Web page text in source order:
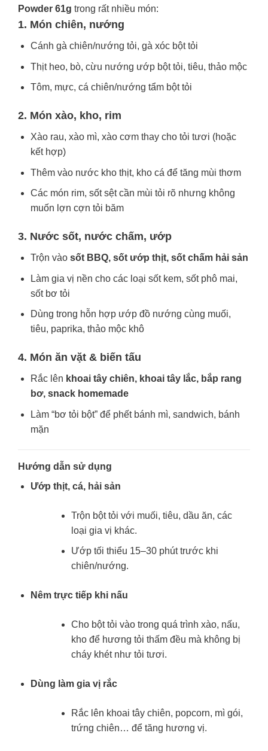
Powder 61g trong rất nhiều món:
1. Món chiên, nướng
Cánh gà chiên/nướng tỏi, gà xóc bột tỏi
Thịt heo, bò, cừu nướng ướp bột tỏi, tiêu, thảo mộc
Tôm, mực, cá chiên/nướng tẩm bột tỏi
2. Món xào, kho, rim
Xào rau, xào mì, xào cơm thay cho tỏi tươi (hoặc
kết hợp)
Thêm vào nước kho thịt, kho cá để tăng mùi thơm
Các món rim, sốt sệt cần mùi tỏi rõ nhưng không
muốn lợn cợn tỏi băm
3. Nước sốt, nước chấm, ướp
Trộn vào sốt BBQ, sốt ướp thịt, sốt chấm hải sản
Làm gia vị nền cho các loại sốt kem, sốt phô mai,
sốt bơ tỏi
Dùng trong hỗn hợp ướp đồ nướng cùng muối,
tiêu, paprika, thảo mộc khô
4. Món ăn vặt & biến tấu
Rắc lên khoai tây chiên, khoai tây lắc, bắp rang
bơ, snack homemade
Làm “bơ tỏi bột” để phết bánh mì, sandwich, bánh
mặn
Hướng dẫn sử dụng
Ướp thịt, cá, hải sản
Trộn bột tỏi với muối, tiêu, dầu ăn, các
loại gia vị khác.
Ướp tối thiểu 15–30 phút trước khi
chiên/nướng.
Nêm trực tiếp khi nấu
Cho bột tỏi vào trong quá trình xào, nấu,
kho để hương tỏi thấm đều mà không bị
cháy khét như tỏi tươi.
Dùng làm gia vị rắc
Rắc lên khoai tây chiên, popcorn, mì gói,
trứng chiên… để tăng hương vị.